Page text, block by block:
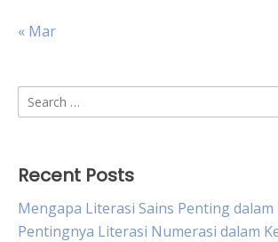
« Mar
Search
for:
Recent Posts
Mengapa Literasi Sains Penting dalam
Pentingnya Literasi Numerasi dalam